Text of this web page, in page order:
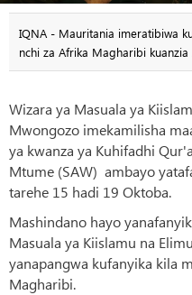
IQNA - Mauritania imeratibiwa
nchi za Afrika Magharibi kuanzia
Wizara ya Masuala ya
Mwongozo imekamilisha
ya kwanza ya Kuhifadhi
Mtume (SAW) ambayo
tarehe 15 hadi 19 Oktoba.
Mashindano hayo
Masuala ya Kiislamu na
yanapangwa kufanyika kila
Magharibi.